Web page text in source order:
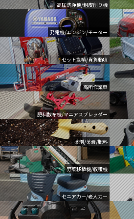
高圧洗浄機/粗皮削り機
発電機/エンジン/モーター
セット動噴/背負動噴
高所作業車
肥料散布機/マニアスプレッダー
薬剤/薬液/肥料
野菜移植機/収穫機
セニアカー/老人カー